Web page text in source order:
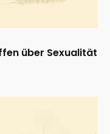
über Sexualität